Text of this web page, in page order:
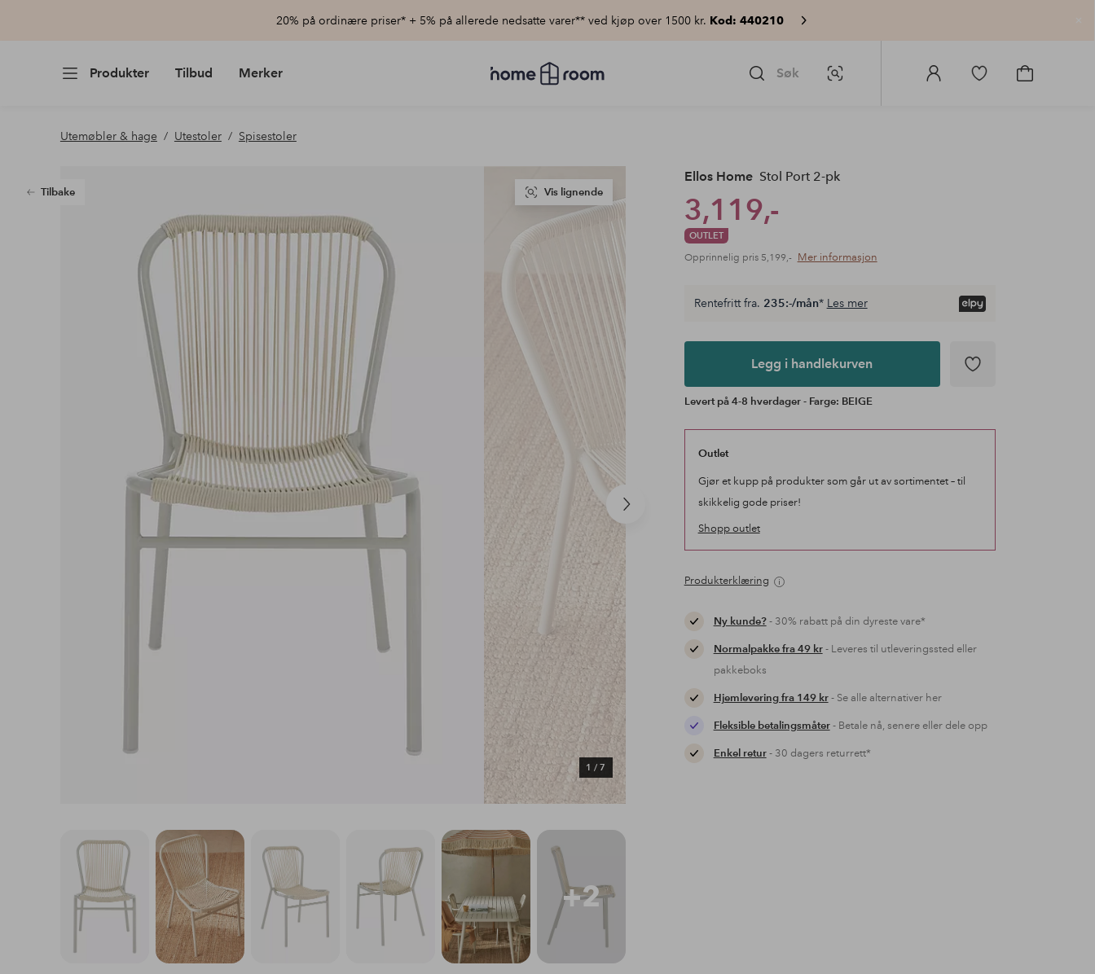
20% på ordinære priser* + 5% på allerede nedsatte varer** ved kjøp over 1500 kr. Kod: 440210
Produkter Tilbud Merker
Homeroom
–
pris
Søk Bildesøk
Logg
Gå
Gå
Utemøbler & hage Utestoler Spisestoler
Tilbake
Neste
produkt
1 / 7
Vis lignende
Ellos Home Stol Port 2-pk
3,119,-
OUTLET
Opprinnelig pris 5,199,- Mer informasjon
Rentefritt fra. 235:-/mån* Les mer
Legg i handlekurven
Levert på 4-8 hverdager - Farge: BEIGE
Outlet
Gjør et kupp på produkter som går ut av sortimentet – til
skikkelig gode priser!
Shopp outlet
Produkterklæring
Ny kunde?- 30% rabatt på din dyreste vare*
Normalpakke fra 49 kr- Leveres til utleveringssted eller
pakkeboks
Hjemlevering fra 149 kr- Se alle alternativer her
Fleksible betalingsmåter- Betale nå, senere eller dele opp
Enkel retur- 30 dagers returrett*
+2